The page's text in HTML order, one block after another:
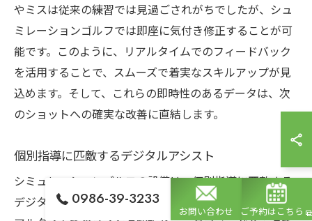
やミスは従来の練習では見過ごされがちでしたが、シュ
ミレーションゴルフでは即座に気付き修正することが可
能です。このように、リアルタイムでのフィードバック
を活用することで、スムーズで着実なスキルアップが見
込めます。そして、これらの即時性のあるデータは、次
のショットへの確実な改善に直結します。
個別指導に匹敵するデジタルアシスト
シミュレーションゴルフの設備は、個別指導に匹敵する
デジタルアシストを提供します。特に注目すべきは、リ
0986-39-3233
お問い合わせ ご予約はこちら